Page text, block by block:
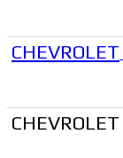
CHEVROLET
CHEVROLET